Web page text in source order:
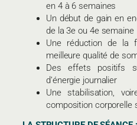
en 4 à 6 semaines
Un début de gain en
de la 3e ou 4e semaine
Une réduction de la
meilleure qualité de
Des effets positifs
d’énergie journalier
Une stabilisation,
composition corporelle